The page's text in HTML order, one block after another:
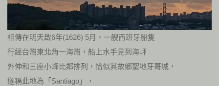
相傳在明天啟6年(1626) 5月，一艘西班牙船隻
行經台灣東北角一海灣，船上水手見到海岬
外伸和三座小峰比鄰排列，恰似其故鄉聖地牙哥城，
遂稱此地為「Santiago」，